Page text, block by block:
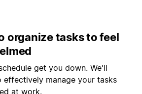
organize tasks to feel
get you down. We'll
effectively manage your tasks
at work.